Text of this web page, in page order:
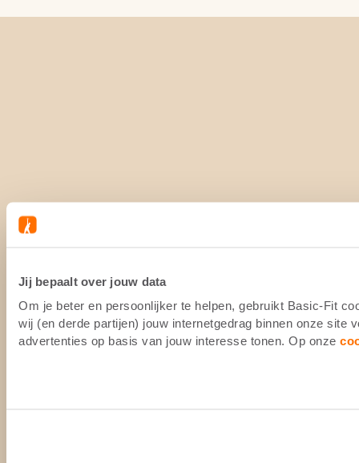
Jij bepaalt over jouw data
Om je beter en persoonlijker te helpen, gebruikt Basic-Fit
wij (en derde partijen) jouw internetgedrag binnen onze site
advertenties op basis van jouw interesse tonen. Op onze